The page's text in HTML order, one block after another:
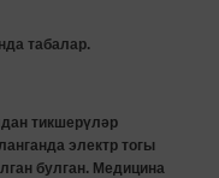
табалар.
тикшерүләр
электр тогы
булган. Медицина